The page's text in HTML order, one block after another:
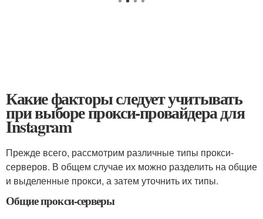
Какие факторы следует учитывать
при выборе прокси-провайдера для
Instagram
Прежде всего, рассмотрим различные типы прокси-
серверов. В общем случае их можно разделить на общие
и выделенные прокси, а затем уточнить их типы.
Общие прокси-серверы